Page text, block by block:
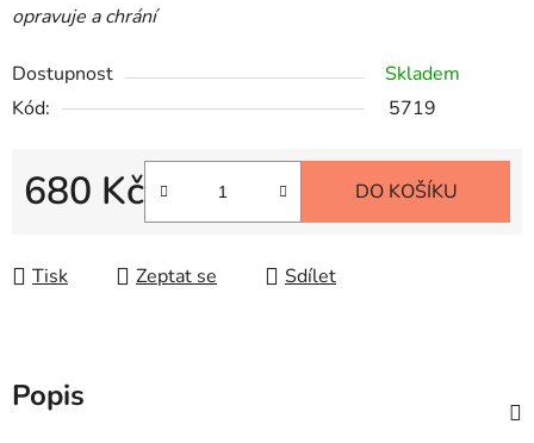
opravuje a chrání
Dostupnost
Skladem
Kód:
5719
680 Kč DO KOŠÍKU
Tisk Zeptat se Sdílet
Popis